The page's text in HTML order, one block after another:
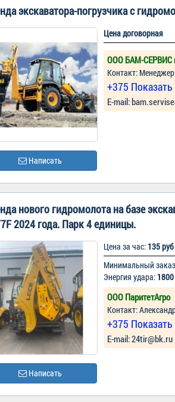
экскаватора-погрузчика с
Написать
Цена договорная
ООО БАМ-СЕРВИС
Контакт: Менеджер
+375
Е-mail:
нового гидромолота на базе
2024 года. Парк 4 единицы.
Написать
Цена за час: 135 руб
Минимальный
Энергия удара: 1800
ООО ПаритетАгро
Контакт:
+375
Е-mail: 24tir@bk.ru